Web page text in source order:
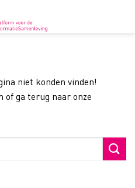
niet konden vinden!
of ga terug naar onze